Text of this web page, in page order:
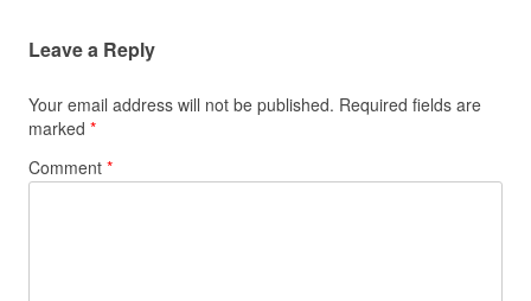
Leave a Reply
Your email address will not be published. Required fields are
marked *
Comment *